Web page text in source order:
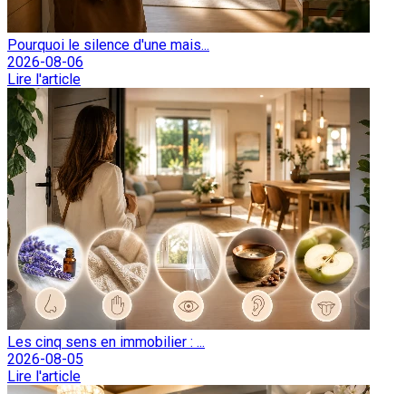
Pourquoi le silence d'une mais...
2026-08-06
Lire l'article
Les cinq sens en immobilier : ...
2026-08-05
Lire l'article